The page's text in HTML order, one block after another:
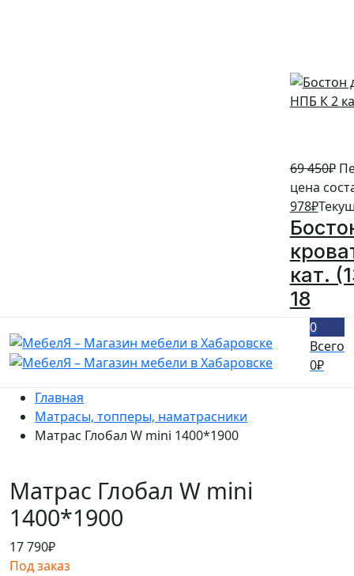
69 450₽
цена
978₽
кат.
18
0
Всего
0₽
Главная
Матрасы, топперы, наматрасники
Матрас Глобал W mini 1400*1900
Матрас Глобал W mini
1400*1900
17 790₽
Под заказ